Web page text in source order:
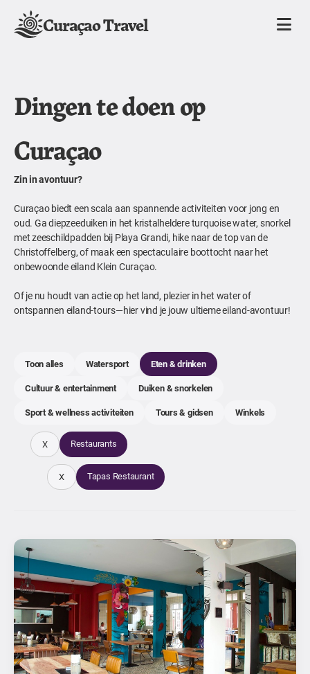
Curaçao Travel
Dingen te doen op
Curaçao
Zin in avontuur?
Curaçao biedt een scala aan spannende activiteiten voor jong en
oud. Ga diepzeeduiken in het kristalheldere turquoise water, snorkel
met zeeschildpadden bij Playa Grandi, hike naar de top van de
Christoffelberg, of maak een spectaculaire boottocht naar het
onbewoonde eiland Klein Curaçao.
Of je nu houdt van actie op het land, plezier in het water of
ontspannen eiland-tours—hier vind je jouw ultieme eiland-avontuur!
Toon alles Watersport
Eten & drinken
Cultuur & entertainment
Duiken & snorkelen
Sport & wellness activiteiten
Tours & gidsen Winkels
X Restaurants
X Tapas Restaurant